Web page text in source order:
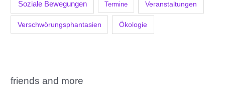
Soziale Bewegungen Termine Veranstaltungen
Verschwörungsphantasien Ökologie
friends and more